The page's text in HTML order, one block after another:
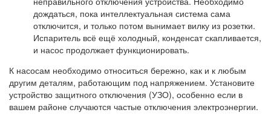
дождаться, пока интеллектуальная система сама
отключится, и только потом вынимает вилку из розетки.
Испаритель всё ещё холодный, конденсат скапливается,
и насос продолжает функционировать.
К насосам необходимо относиться бережно, как и к любым
другим деталям, работающим под напряжением. Установите
устройство защитного отключения (УЗО), особенно если в
вашем районе случаются частые отключения электроэнергии.